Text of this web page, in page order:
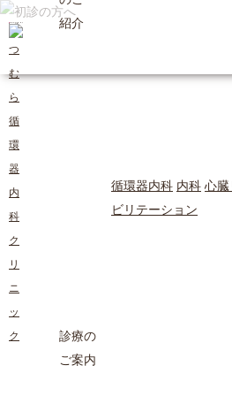
紹介
診療の
ご案内
循環器内科 内科 心臓
ビリテーション